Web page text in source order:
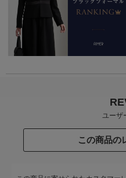
ユーザ
この商品の